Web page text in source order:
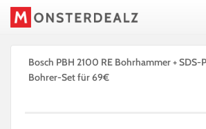
Bosch PBH 2100 RE Bohrhammer + SDS-
Bohrer-Set für 69€